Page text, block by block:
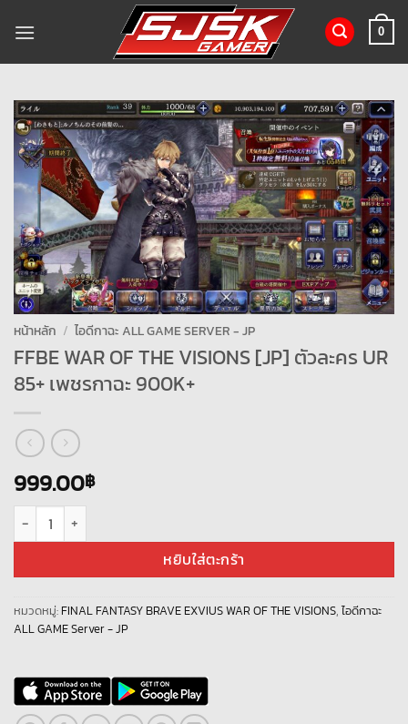
0
หน้าหลัก / ไอดีกาฉะ ALL GAME SERVER - JP
FFBE WAR OF THE VISIONS [JP] ตัวละคร UR
85+ เพชรกาฉะ 900K+
999.00฿
จำนวน FFBE WAR OF THE VISIONS [JP] ตัวละคร UR 85+ เพชรกาฉะ
หยิบใส่ตะกร้า
หมวดหมู่: FINAL FANTASY BRAVE EXVIUS WAR OF THE VISIONS, ไอดีกาฉะ
ALL GAME Server - JP